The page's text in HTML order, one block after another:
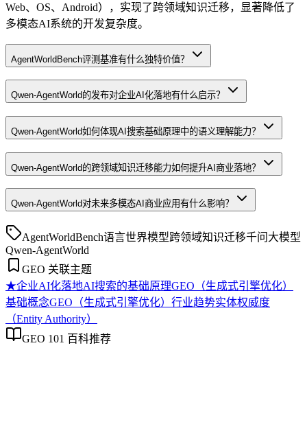
Web、OS、Android），实现了跨领域知识迁移，显著降低了
多模态AI系统的开发复杂度。
AgentWorldBench评测基准有什么独特价值？
Qwen-AgentWorld的发布对企业AI化落地有什么启示？
Qwen-AgentWorld如何体现AI搜索基础原理中的语义理解能力？
Qwen-AgentWorld的跨领域知识迁移能力如何提升AI商业落地？
Qwen-AgentWorld对未来多模态AI商业应用有什么影响？
AgentWorldBench语言世界模型跨领域知识迁移千问大模型
Qwen-AgentWorld
GEO 关联主题
★企业AI化落地AI搜索的基础原理GEO（生成式引擎优化）
基础概念GEO（生成式引擎优化）行业趋势实体权威度
（Entity Authority）
GEO 101 百科推荐